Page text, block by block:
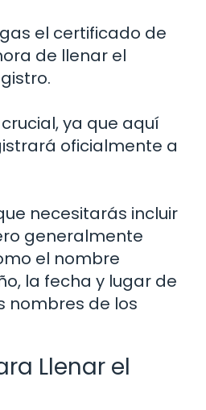
el certificado de
de llenar el
ya que aquí
oficialmente a
necesitarás incluir
generalmente
el nombre
la fecha y lugar de
nombres de los
Llenar el